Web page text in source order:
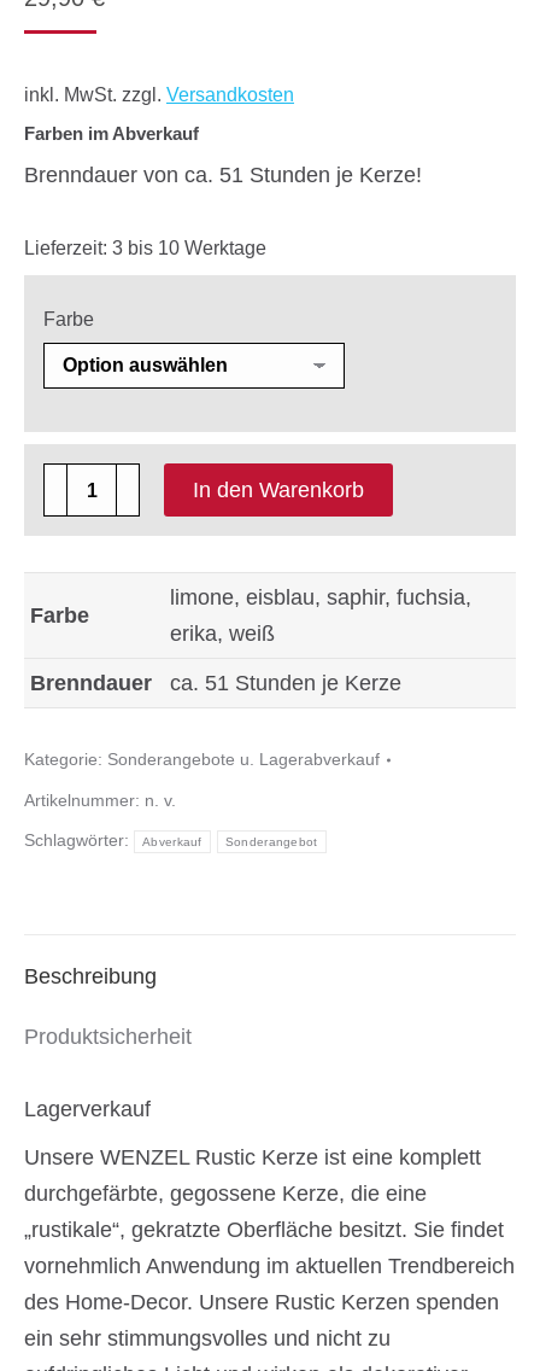
inkl. MwSt. zzgl. Versandkosten
Farben im Abverkauf
Brenndauer von ca. 51 Stunden je Kerze!
Lieferzeit: 3 bis 10 Werktage
Farbe
x
Candle
110
70
mm,
verschiedene
In den Warenkorb
Farbe
limone, eisblau, saphir, fuchsia,
erika, weiß
Brenndauer ca. 51 Stunden je Kerze
Kategorie: Sonderangebote u. Lagerabverkauf
Artikelnummer: n. v.
Schlagwörter: Abverkauf Sonderangebot
Beschreibung
Produktsicherheit
Lagerverkauf
Unsere WENZEL Rustic Kerze ist eine komplett
durchgefärbte, gegossene Kerze, die eine
„rustikale“, gekratzte Oberfläche besitzt. Sie findet
vornehmlich Anwendung im aktuellen Trendbereich
des Home-Decor. Unsere Rustic Kerzen spenden
ein sehr stimmungsvolles und nicht zu